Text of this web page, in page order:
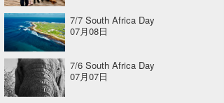
7/7 South Africa Day
07月08日
7/6 South Africa Day
07月07日